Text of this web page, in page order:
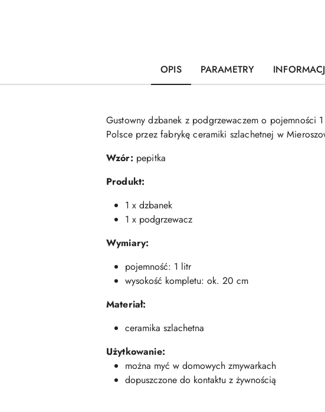
OPIS PARAMETRY
Gustowny dzbanek z podgrzewaczem o pojemności
Polsce przez fabrykę ceramiki szlachetnej w
Wzór: pepitka
Produkt:
1 x dzbanek
1 x podgrzewacz
Wymiary:
pojemność: 1 litr
wysokość kompletu: ok. 20 cm
Materiał:
ceramika szlachetna
Użytkowanie:
można myć w domowych zmywarkach
dopuszczone do kontaktu z żywnością